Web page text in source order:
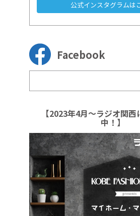
公式インスタグラムは
Facebook
【2023年4月～ラジオ関
中！】